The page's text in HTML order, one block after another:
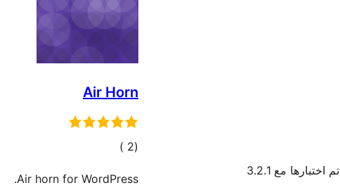
تم اختبارها مع 3.2.1
Air Horn
(2
إجمالي)
Air horn for WordPress.